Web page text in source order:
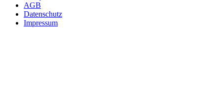
AGB
Datenschutz
Impressum